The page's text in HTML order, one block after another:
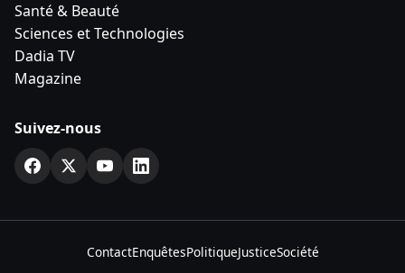
Santé & Beauté
Sciences et Technologies
Dadia TV
Magazine
Suivez-nous
ContactEnquêtesPolitiqueJusticeSociété